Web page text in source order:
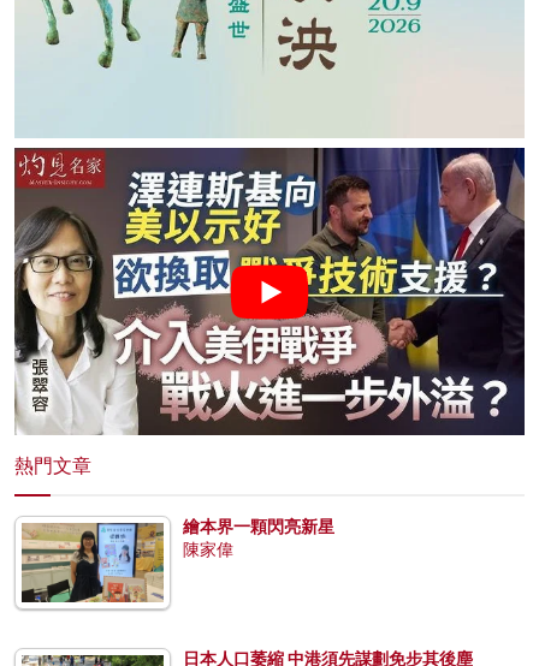
熱門文章
繪本界一顆閃亮新星
陳家偉
日本人口萎縮 中港須先謀劃免步其後塵